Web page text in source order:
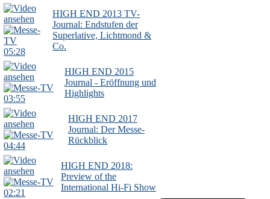
05:28
HIGH END 2013 TV-
Journal: Endstufen der
Superlative, Lichtmond &
Co.
03:55
HIGH END 2015
Journal - Eröffnung und
Highlights
04:44
HIGH END 2017
Journal: Der Messe-
Rückblick
02:21
HIGH END 2018:
Preview of the
International Hi-Fi Show